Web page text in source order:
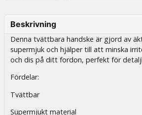
Beskrivning
Denna tvättbara handske är gjord av
supermjuk och hjälper till att minska
och dis på ditt fordon, perfekt för
Fördelar:
Tvättbar
Supermjukt material